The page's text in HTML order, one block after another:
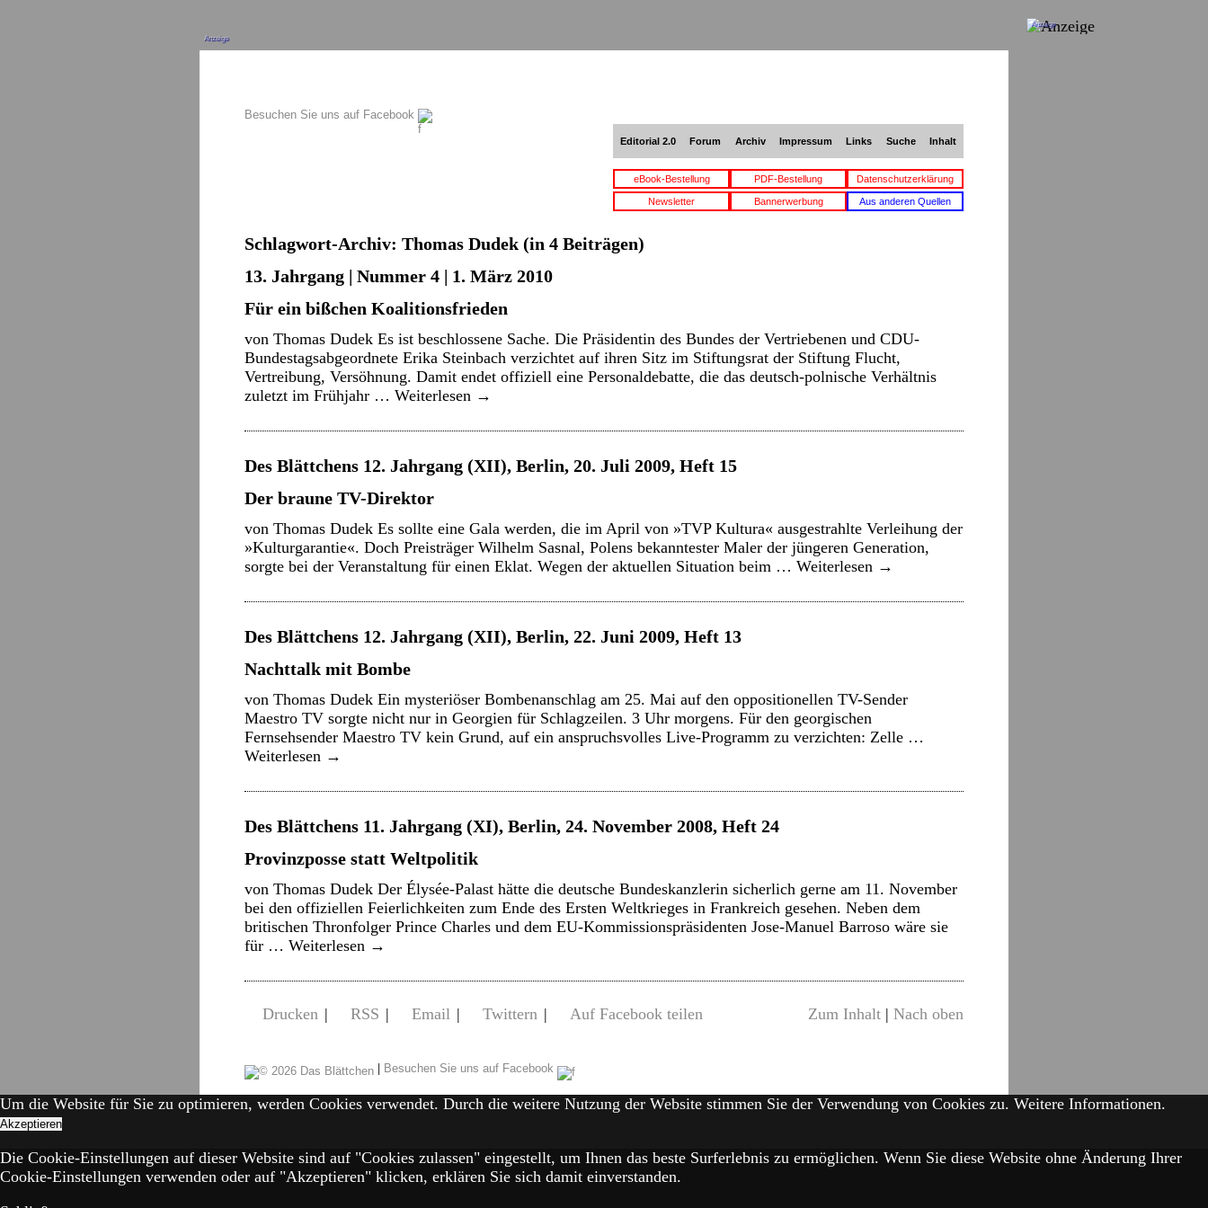
Anzeige
Besuchen Sie uns auf Facebook
Editorial 2.0 Forum Archiv Impressum Links Suche Inhalt
eBook-Bestellung PDF-Bestellung Datenschutzerklärung
Newsletter Bannerwerbung Aus anderen Quellen
Schlagwort-Archiv: Thomas Dudek (in 4 Beiträgen)
13. Jahrgang | Nummer 4 | 1. März 2010
Für ein bißchen Koalitionsfrieden
von Thomas Dudek Es ist beschlossene Sache. Die Präsidentin des Bundes der Vertriebenen und CDU-
Bundestagsabgeordnete Erika Steinbach verzichtet auf ihren Sitz im Stiftungsrat der Stiftung Flucht,
Vertreibung, Versöhnung. Damit endet offiziell eine Personaldebatte, die das deutsch-polnische Verhältnis
zuletzt im Frühjahr … Weiterlesen →
Des Blättchens 12. Jahrgang (XII), Berlin, 20. Juli 2009, Heft 15
Der braune TV-Direktor
von Thomas Dudek Es sollte eine Gala werden, die im April von »TVP Kultura« ausgestrahlte Verleihung der
»Kulturgarantie«. Doch Preisträger Wilhelm Sasnal, Polens bekanntester Maler der jüngeren Generation,
sorgte bei der Veranstaltung für einen Eklat. Wegen der aktuellen Situation beim … Weiterlesen →
Des Blättchens 12. Jahrgang (XII), Berlin, 22. Juni 2009, Heft 13
Nachttalk mit Bombe
von Thomas Dudek Ein mysteriöser Bombenanschlag am 25. Mai auf den oppositionellen TV-Sender
Maestro TV sorgte nicht nur in Georgien für Schlagzeilen. 3 Uhr morgens. Für den georgischen
Fernsehsender Maestro TV kein Grund, auf ein anspruchsvolles Live-Programm zu verzichten: Zelle …
Weiterlesen →
Des Blättchens 11. Jahrgang (XI), Berlin, 24. November 2008, Heft 24
Provinzposse statt Weltpolitik
von Thomas Dudek Der Élysée-Palast hätte die deutsche Bundeskanzlerin sicherlich gerne am 11. November
bei den offiziellen Feierlichkeiten zum Ende des Ersten Weltkrieges in Frankreich gesehen. Neben dem
britischen Thronfolger Prince Charles und dem EU-Kommissionspräsidenten Jose-Manuel Barroso wäre sie
für … Weiterlesen →
Drucken | RSS | Email | Twittern | Auf Facebook teilen Zum Inhalt | Nach oben
| Besuchen Sie uns auf Facebook
Anzeige
Um die Website für Sie zu optimieren, werden Cookies verwendet. Durch die weitere Nutzung der Website stimmen Sie der Verwendung von Cookies zu. Weitere Informationen.
Akzeptieren
Die Cookie-Einstellungen auf dieser Website sind auf "Cookies zulassen" eingestellt, um Ihnen das beste Surferlebnis zu ermöglichen. Wenn Sie diese Website ohne Änderung Ihrer
Cookie-Einstellungen verwenden oder auf "Akzeptieren" klicken, erklären Sie sich damit einverstanden.